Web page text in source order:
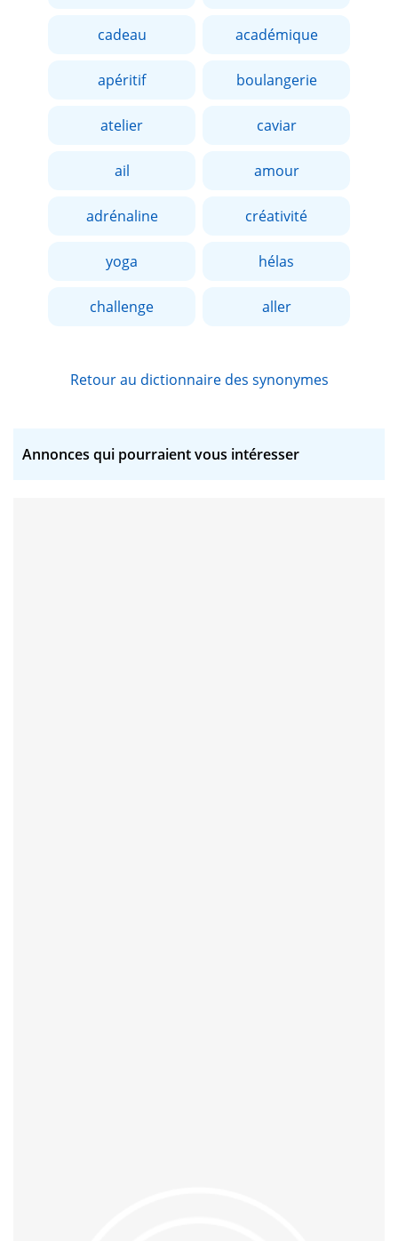
cadeau académique
apéritif boulangerie
atelier caviar
ail amour
adrénaline créativité
yoga hélas
challenge aller
Retour au dictionnaire des synonymes
Annonces qui pourraient vous intéresser